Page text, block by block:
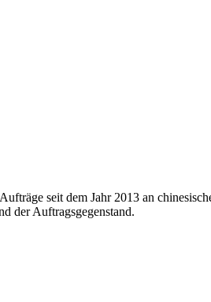
seit dem Jahr 2013 an
der Auftragsgegenstand.